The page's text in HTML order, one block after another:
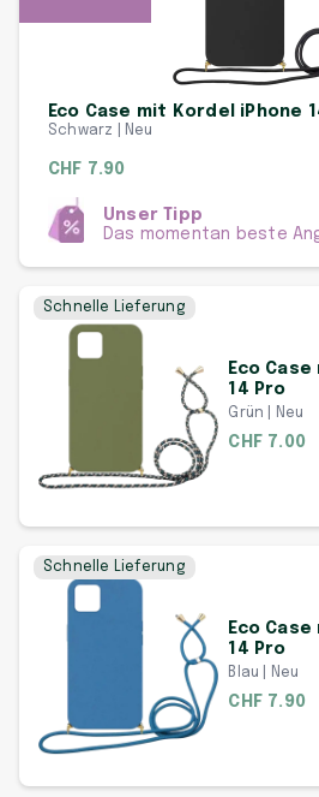
Eco Case mit Kordel iPhone
Schwarz | Neu
CHF 7.90
Unser Tipp
Das momentan beste
Schnelle Lieferung
Eco
14 Pro
Grün | Neu
CHF 7.00
Schnelle Lieferung
Eco
14 Pro
Blau | Neu
CHF 7.90